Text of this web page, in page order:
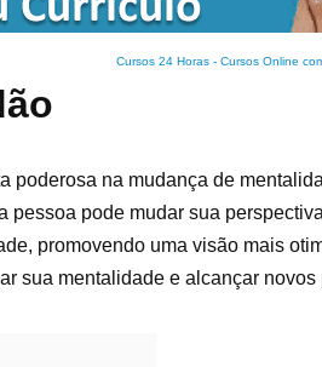
Cursos 24 Horas - Cursos Online
poderosa na mudança de
pessoa pode mudar sua
promovendo uma visão mais
sua mentalidade e alcançar